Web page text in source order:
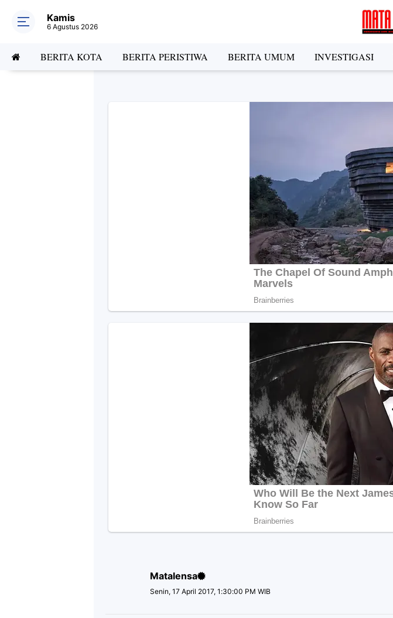
Kamis
6 Agustus 2026
BERITA KOTA BERITA PERISTIWA BERITA UMUM INVESTIGASI
Matalensa
Senin, 17 April 2017, 1:30:00 PM WIB